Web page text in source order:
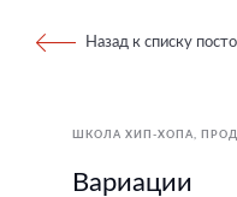
Назад к списку
ШКОЛА ХИП-ХОПА
Вариации